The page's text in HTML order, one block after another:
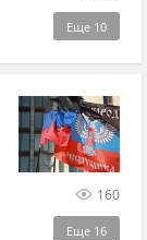
Еще 10
160
Еще 16